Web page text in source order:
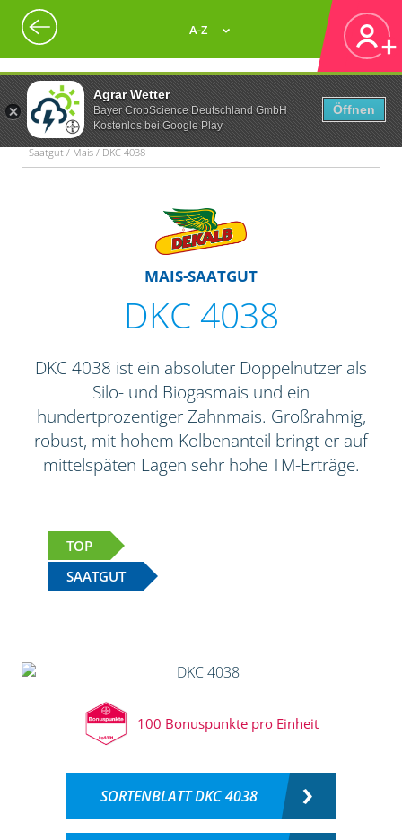
Agrar Wetter
Bayer CropScience Deutschland GmbH
Kostenlos bei Google Play
Öffnen
A-Z
Saatgut / Mais / DKC 4038
MAIS-SAATGUT
DKC 4038
DKC 4038 ist ein absoluter Doppelnutzer als
Silo- und Biogasmais und ein
hundertprozentiger Zahnmais. Großrahmig,
robust, mit hohem Kolbenanteil bringt er auf
mittelspäten Lagen sehr hohe TM-Erträge.
TOP
SAATGUT
100 Bonuspunkte pro Einheit
SORTENBLATT DKC 4038